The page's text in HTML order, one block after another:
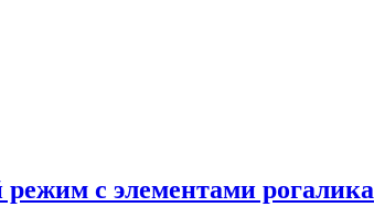
с элементами рогалика